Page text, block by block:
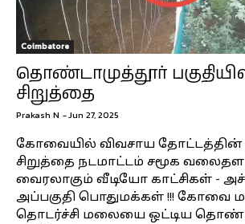
Coimbatore
தொண்டாமுத்தூர்
சிறுத்தை
Prakash N -Jun 27, 2025
கோவையில் விவசாய தோட்டத்தின்
சிறுத்தை நடமாட்டம் சமூக
வைரலாகும் வீடியோ காட்சிகள் -
அப்பகுதி பொதுமக்கள் !!! கோவை
தொடர்ச்சி மலையை ஒட்டிய